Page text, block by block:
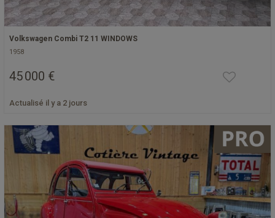
Volkswagen Combi T2 11 WINDOWS
1958
45 000 €
Actualisé il y a 2 jours